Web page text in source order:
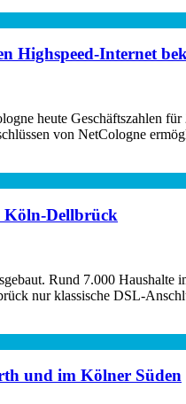
Highspeed-Internet
heute Geschäftszahlen
von NetCologne
Köln-Dellbrück
Rund 7.000
nur klassische DSL-
und im Kölner Süden